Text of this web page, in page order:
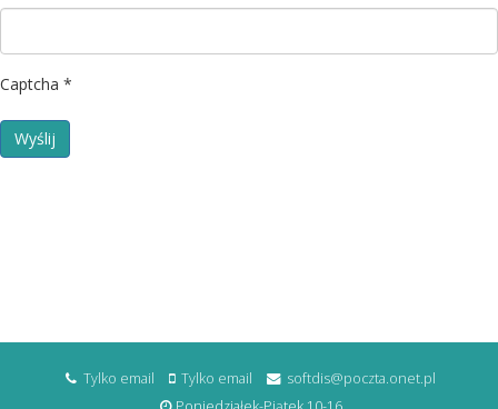
Captcha *
Wyślij
Tylko email Tylko email
softdis@poczta.onet.pl